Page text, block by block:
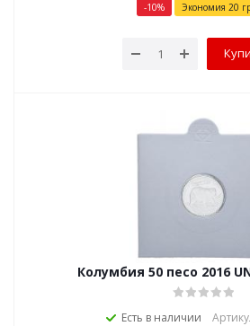
-10% Экономия 20
Колумбия 50 песо 2016
Есть в наличии